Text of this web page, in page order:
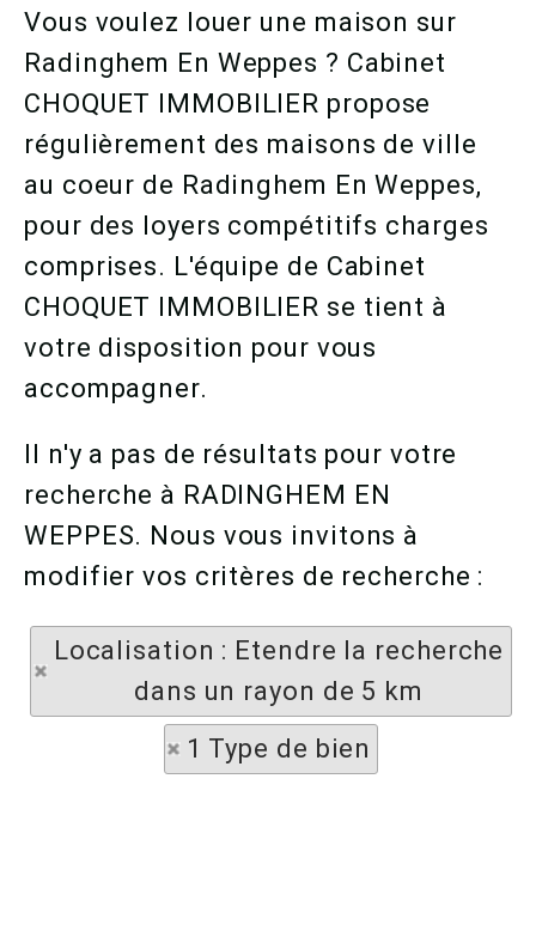
Vous voulez louer une maison sur
Radinghem En Weppes ? Cabinet
CHOQUET IMMOBILIER propose
régulièrement des maisons de ville
au coeur de Radinghem En Weppes,
pour des loyers compétitifs charges
comprises. L'équipe de Cabinet
CHOQUET IMMOBILIER se tient à
votre disposition pour vous
accompagner.
Il n'y a pas de résultats pour votre
recherche à RADINGHEM EN
WEPPES. Nous vous invitons à
modifier vos critères de recherche :
Localisation : Etendre la recherche
dans un rayon de 5 km
1 Type de bien